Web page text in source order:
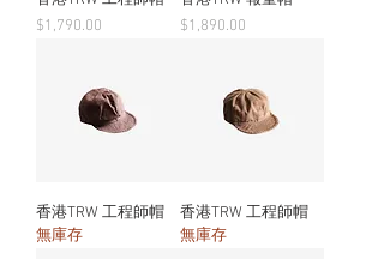
價格
$1,790.00
價格
$1,890.00
香港TRW 工程師帽
無庫存
香港TRW 工程師帽
無庫存